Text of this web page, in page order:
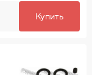
Купить